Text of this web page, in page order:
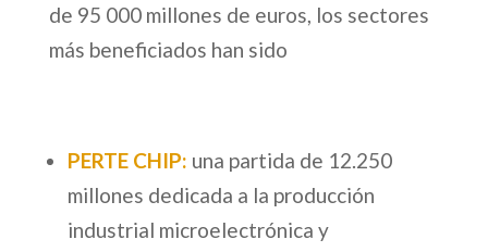
de 95 000 millones de euros, los sectores
más beneficiados han sido
PERTE CHIP: una partida de 12.250
millones dedicada a la producción
industrial microelectrónica y